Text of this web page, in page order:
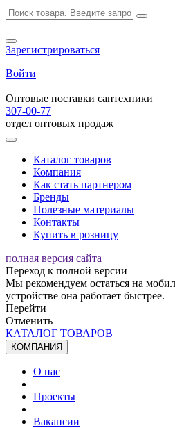
Зарегистрироваться
Войти
Оптовые поставки сантехники
307-00-77
отдел оптовых продаж
Каталог товаров
Компания
Как стать партнером
Бренды
Полезные материалы
Контакты
Купить в розницу
полная версия сайта
Переход к полной версии
Мы рекомендуем остаться на
устройстве она работает быстрее.
Перейти
Отменить
КАТАЛОГ ТОВАРОВ
КОМПАНИЯ
О нас
Проекты
Вакансии